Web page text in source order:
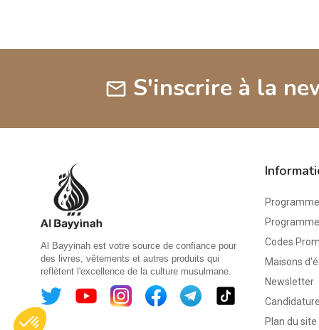
mail S'inscrire à la
Al Bayyinah est votre source de confiance pour
des livres, vêtements et autres produits qui
reflètent l'excellence de la culture musulmane.
Codes
Maisons
Newsletter
Plan du site